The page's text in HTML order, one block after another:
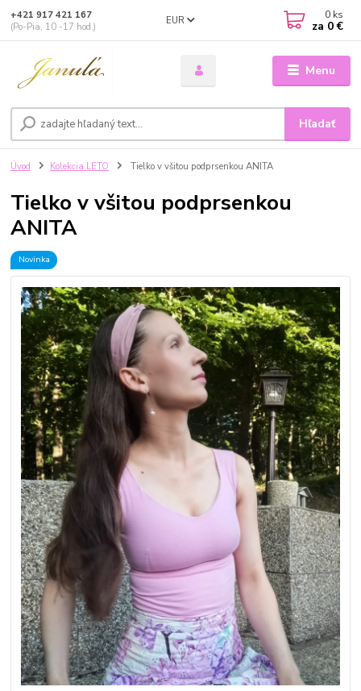
Menu
EUR
Hľadať
+421 917 421 167
(Po-Pia, 10 -17 hod.)
0 ks
za 0 €
Úvod Kolekcia LETO Tielko v všitou podprsenkou ANITA
Tielko v všitou podprsenkou
ANITA
Novinka